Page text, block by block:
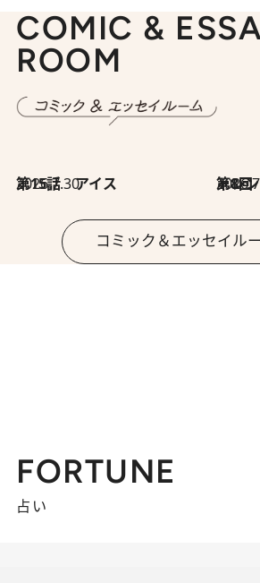
COMIC &
ROOM
2026.7.30
第15話 アイス 第8回「同人誌
コミック＆エッセイル
FORTUNE
占い